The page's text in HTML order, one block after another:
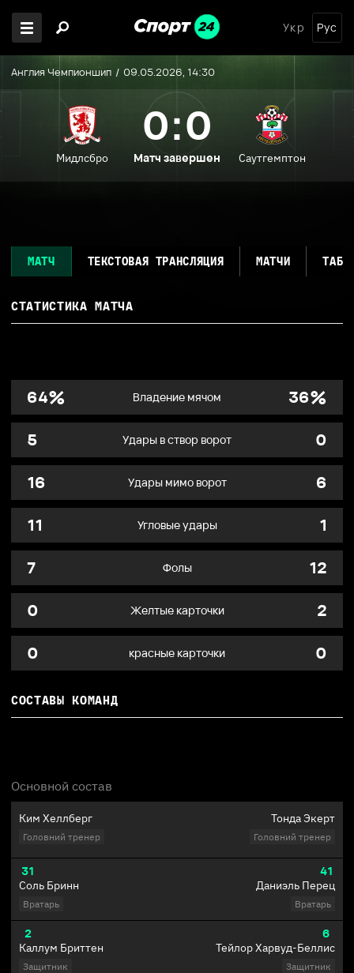
Укр Рус
Англия Чемпионшип 09.05.2026, 14:30
Мидлсбро
0:0
Матч завершен Саутгемптон
МАТЧ ТЕКСТОВАЯ ТРАНСЛЯЦИЯ МАТЧИ
СТАТИСТИКА МАТЧА
64% Владение мячом 36%
5 Удары в створ ворот
0
16
Удары мимо ворот
6
11
Угловые удары
1
7
Фолы
12
0
Желтые карточки
2
0
красные карточки 0
СОСТАВЫ КОМАНД
Основной состав
Ким Хеллберг
Головний тренер
31
Соль Бринн
Вратарь
2
Каллум Бриттен
Защитник
Тонда Экерт
Головний тренер
41
Даниэль Перец
Вратарь
6
Тейлор Харвуд-Беллис
Защитник